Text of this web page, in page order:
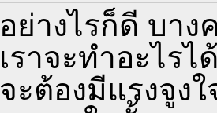
อย่างไรก็ดี บา
เราจะทำอะไรไ
จะต้องมีแรงจูง